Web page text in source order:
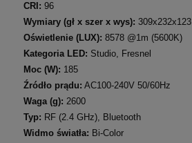
CRI: 96
Wymiary (gł x szer x wys): 309x232x123
Oświetlenie (LUX): 8578 @1m (5600K)
Kategoria LED: Studio, Fresnel
Moc (W): 185
Źródło prądu: AC100-240V 50/60Hz
Waga (g): 2600
Typ: RF (2.4 GHz), Bluetooth
Widmo światła: Bi-Color